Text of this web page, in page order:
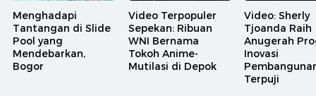
Menghadapi
Tantangan di Slide
Pool yang
Mendebarkan,
Bogor
Video Terpopuler
Sepekan: Ribuan
WNI Bernama
Tokoh Anime-
Mutilasi di Depok
Video: Sherly
Tjoanda Raih
Anugerah
Inovasi
Terpuji